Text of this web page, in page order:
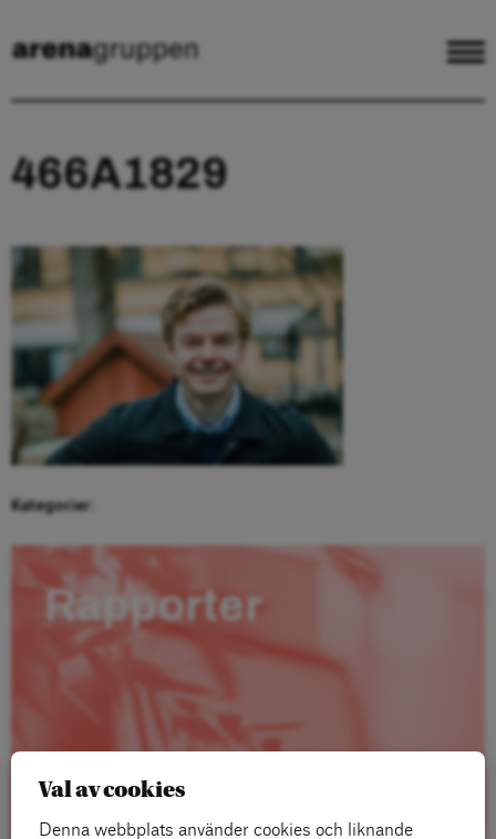
466A1829
Kategorier:
Rapporter
Val av cookies
Denna webbplats använder cookies och liknande